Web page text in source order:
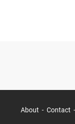
About Contact